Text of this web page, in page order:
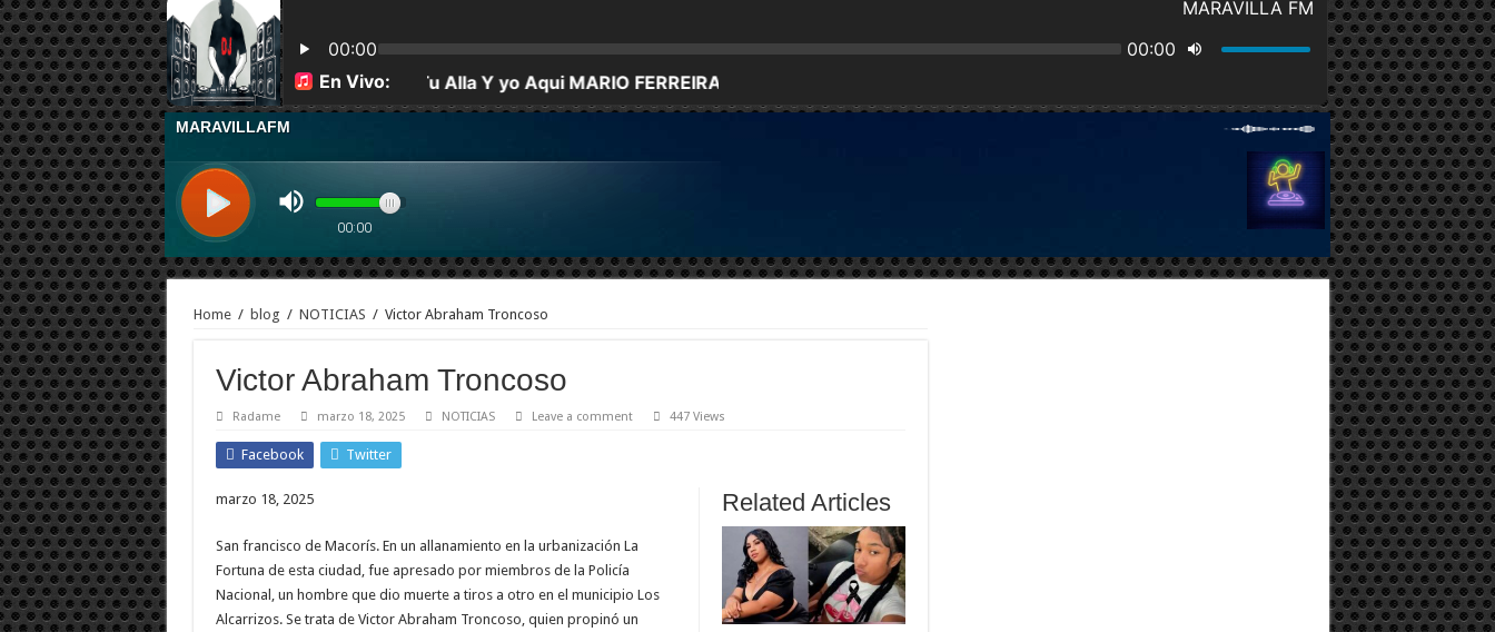
Home / blog / NOTICIAS / Victor Abraham Troncoso
Victor Abraham Troncoso
Radame marzo 18, 2025 NOTICIAS Leave a comment 447 Views
Facebook Twitter
Related Articles
marzo 18, 2025
San francisco de Macorís. En un allanamiento en la urbanización La
Fortuna de esta ciudad, fue apresado por miembros de la Policía
Nacional, un hombre que dio muerte a tiros a otro en el municipio Los
Alcarrizos. Se trata de Victor Abraham Troncoso, quien propinó un